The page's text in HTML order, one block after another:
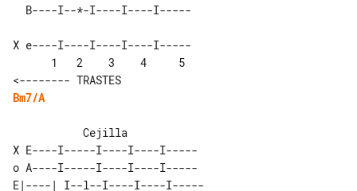
X e----I----I----I----I-----
Bm7/A
X E----I-----I----I----I-----
E|----| I--l--I----I----I-----